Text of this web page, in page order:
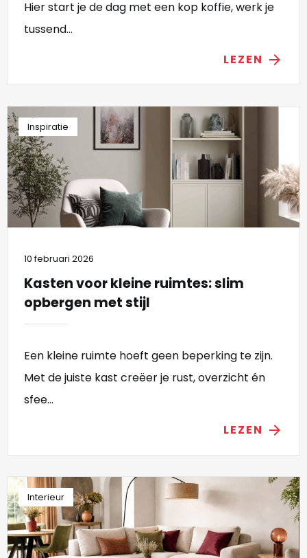
Hier start je de dag met een kop koffie, werk je
tussend...
LEZEN arrow_forward
Inspiratie
10 februari 2026
Kasten voor kleine ruimtes: slim
opbergen met stijl
Een kleine ruimte hoeft geen beperking te zijn.
Met de juiste kast creëer je rust, overzicht én
sfee...
LEZEN arrow_forward
Interieur